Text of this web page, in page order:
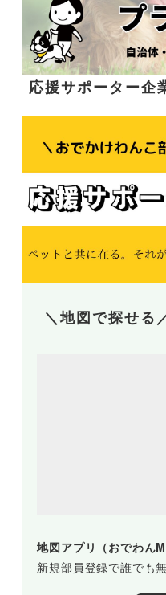
応援サポーター企
＼地図で探せる
地図アプリ（おでわん
新規部員登録で誰でも